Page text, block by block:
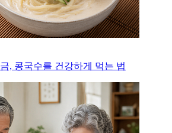
, 콩국수를 건강하게 먹는 법